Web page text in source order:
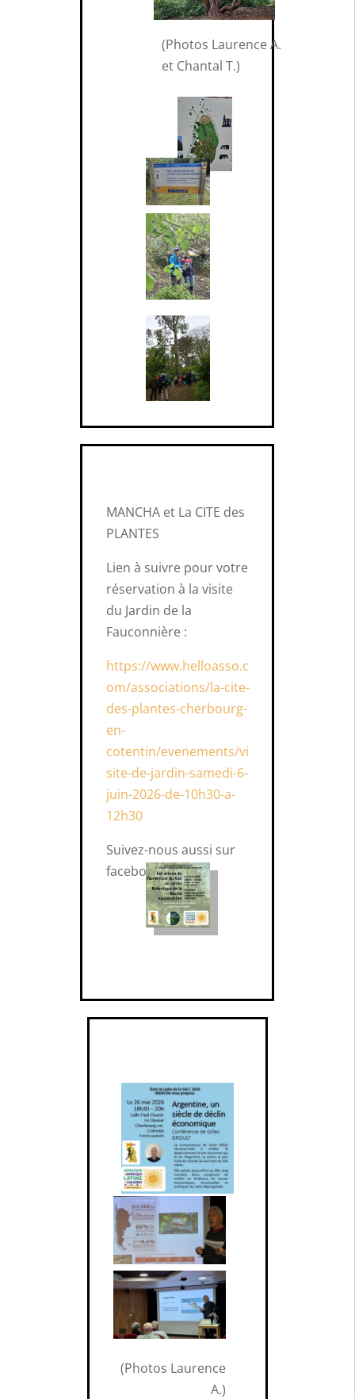
(Photos Laurence A.
et Chantal T.)
MANCHA et La CITE des
PLANTES
Lien à suivre pour votre
réservation à la visite
du Jardin de la
Fauconnière :
https://www.helloasso.c
om/associations/la-cite-
des-plantes-cherbourg-
en-
cotentin/evenements/vi
site-de-jardin-samedi-6-
juin-2026-de-10h30-a-
12h30
Suivez-nous aussi sur
facebook
(Photos Laurence
A.)